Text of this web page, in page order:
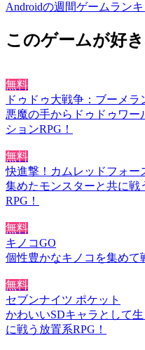
Androidの週間ゲームラン
このゲームが好
無料
ドゥドゥ大戦争：ブーメラ
悪魔の手からドゥドゥワ
ションRPG！
無料
快進撃！カムレッドフォー
集めたモンスターと共に戦
RPG！
無料
キノコGO
個性豊かなキノコを集めて
無料
セブンナイツ ポケット
かわいいSDキャラとして
に戦う放置系RPG！